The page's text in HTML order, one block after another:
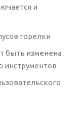
и
горелки
быть изменена
инструментов